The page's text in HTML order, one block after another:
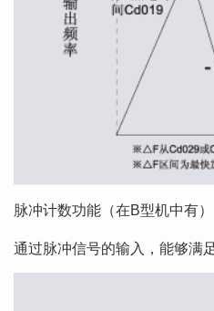
脉冲计数功能（在B型机中有）
通过脉冲信号的输入，能够满